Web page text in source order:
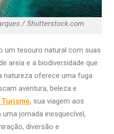
/ Shutterstock.com
um tesouro natural com suas
areia e a biodiversidade que
natureza oferece uma fuga
aventura, beleza e
Turismo, sua viagem aos
uma jornada inesquecível,
diversão e